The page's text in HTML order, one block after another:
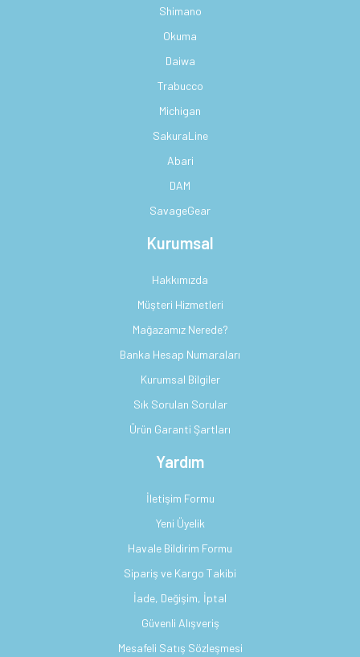
Shimano
Okuma
Daiwa
Trabucco
Michigan
SakuraLine
Abari
DAM
SavageGear
Kurumsal
Hakkımızda
Müşteri Hizmetleri
Mağazamız Nerede?
Banka Hesap Numaraları
Kurumsal Bilgiler
Sık Sorulan Sorular
Ürün Garanti Şartları
Yardım
İletişim Formu
Yeni Üyelik
Havale Bildirim Formu
Sipariş ve Kargo Takibi
İade, Değişim, İptal
Güvenli Alışveriş
Mesafeli Satış Sözleşmesi